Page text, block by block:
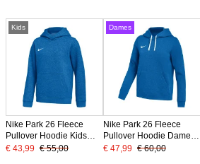
Kids
Nike Park 26 Fleece
Pullover Hoodie Kids
Blauw Wit
€ 43,99 € 55,00
Dames
Nike Park 26 Fleece
Pullover Hoodie Dames
Blauw Wit
€ 47,99 € 60,00